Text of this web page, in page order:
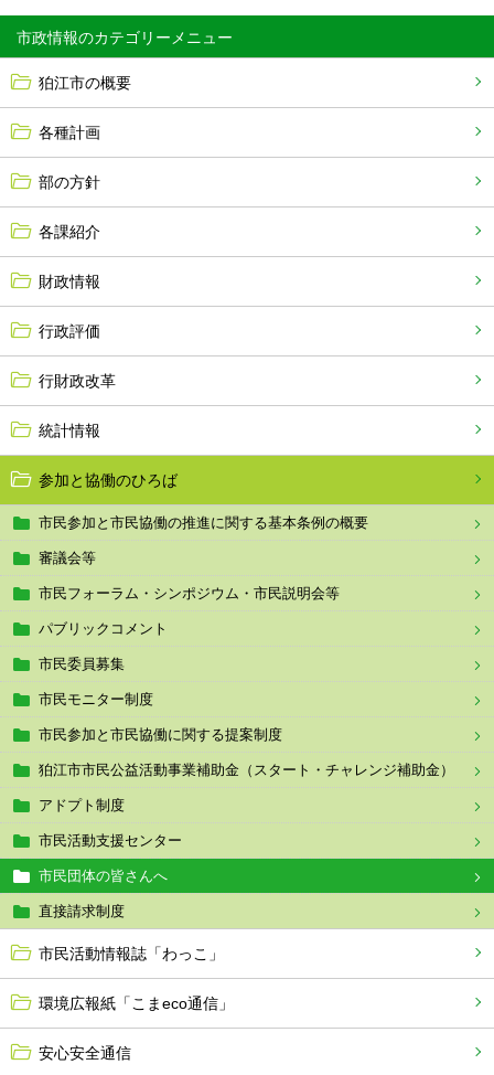
市政情報
狛江市の概要
各種計画
部の方針
各課紹介
財政情報
行政評価
行財政改革
統計情報
参加と協働のひろば
市民参加と市民協働の推進に関する基本条例の概要
審議会等
市民フォーラム・シンポジウム・市民説明会等
パブリックコメント
市民委員募集
市民モニター制度
市民参加と市民協働に関する提案制度
狛江市市民公益活動事業補助金（スタート・チャレンジ補助金）
アドプト制度
市民活動支援センター
市民団体の皆さんへ
直接請求制度
市民活動情報誌「わっこ」
環境広報紙「こまeco通信」
安心安全通信